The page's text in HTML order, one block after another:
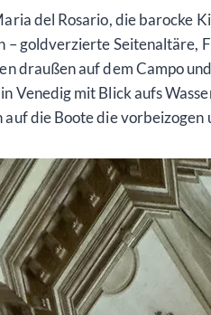
del Rosario, die barocke
– goldverzierte Seitenaltäre,
draußen auf dem Campo
Venedig mit Blick aufs
die Boote die